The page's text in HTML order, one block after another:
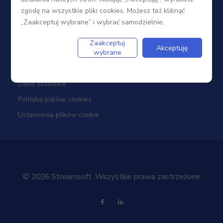
Dane osobowe
Polityka plików cookies
Ustawienia plików cookie
© 2026 Streamsoft. Wszystkie prawa zastrzeżone
zgodę na wszystkie pliki cookies. Możesz też kliknąć
„Zaakceptuj wybrane” i wybrać samodzielnie.
Zaakceptuj
wybrane
Akceptuję